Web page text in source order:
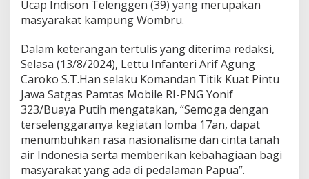
Ucap Indison Telenggen (39) yang merupakan
masyarakat kampung Wombru.
Dalam keterangan tertulis yang diterima redaksi,
Selasa (13/8/2024), Lettu Infanteri Arif Agung
Caroko S.T.Han selaku Komandan Titik Kuat Pintu
Jawa Satgas Pamtas Mobile RI-PNG Yonif
323/Buaya Putih mengatakan, “Semoga dengan
terselenggaranya kegiatan lomba 17an, dapat
menumbuhkan rasa nasionalisme dan cinta tanah
air Indonesia serta memberikan kebahagiaan bagi
masyarakat yang ada di pedalaman Papua”.